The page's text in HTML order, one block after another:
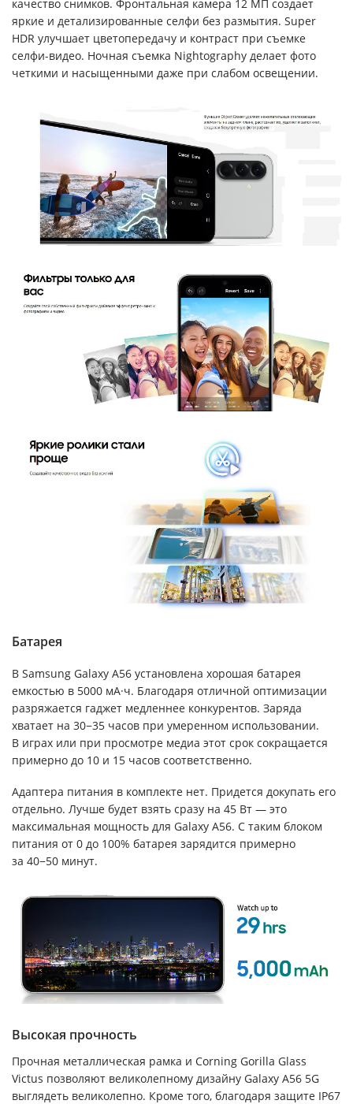
качество снимков. Фронтальная камера 12 МП создает
яркие и детализированные селфи без размытия. Super
HDR улучшает цветопередачу и контраст при съемке
селфи-видео. Ночная съемка Nightography делает фото
четкими и насыщенными даже при слабом освещении.
Батарея
В Samsung Galaxy A56 установлена хорошая батарея
емкостью в 5000 мА·ч. Благодаря отличной оптимизации
разряжается гаджет медленнее конкурентов. Заряда
хватает на 30−35 часов при умеренном использовании.
В играх или при просмотре медиа этот срок сокращается
примерно до 10 и 15 часов соответственно.
Адаптера питания в комплекте нет. Придется докупать его
отдельно. Лучше будет взять сразу на 45 Вт — это
максимальная мощность для Galaxy A56. С таким блоком
питания от 0 до 100% батарея зарядится примерно
за 40−50 минут.
Высокая прочность
Прочная металлическая рамка и Corning Gorilla Glass
Victus позволяют великолепному дизайну Galaxy A56 5G
выглядеть великолепно. Кроме того, благодаря защите IP67